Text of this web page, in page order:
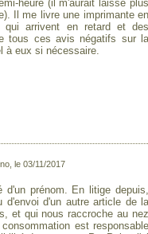
heure (il m'aurait laissé plus
Il me livre une imprimante en
arrivent en retard et des
tous ces avis négatifs sur la
à eux si nécessaire.
le 03/11/2017
prénom. En litige depuis,
d'envoi d'un autre article de la
et qui nous raccroche au nez
est responsable